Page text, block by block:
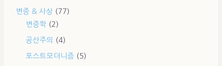
변증 & 사상 (77)
변증학 (2)
공산주의 (4)
포스트모더니즘 (5)